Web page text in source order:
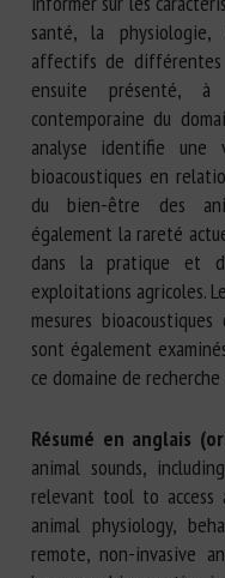
santé, la
affectifs de différentes
ensuite présenté, à
contemporaine du
analyse identifie une
bioacoustiques en
du bien-être des
également la rareté
dans la pratique et
exploitations agricoles.
mesures
sont également
ce domaine de
Résumé en anglais
animal sounds,
relevant tool to
animal physiology,
remote, non-invasive